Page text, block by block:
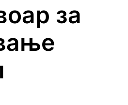
за